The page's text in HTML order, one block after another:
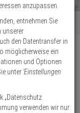
anzupassen.
entnehmen Sie
unserer
den Datentransfer in
möglicherweise ein
und Optionen
unter 'Einstellungen
„Datenschutz
verwenden wir nur